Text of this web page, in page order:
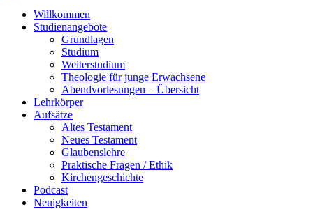
Willkommen
Studienangebote
Grundlagen
Studium
Weiterstudium
Theologie für junge Erwachsene
Abendvorlesungen – Übersicht
Lehrkörper
Aufsätze
Altes Testament
Neues Testament
Glaubenslehre
Praktische Fragen / Ethik
Kirchengeschichte
Podcast
Neuigkeiten